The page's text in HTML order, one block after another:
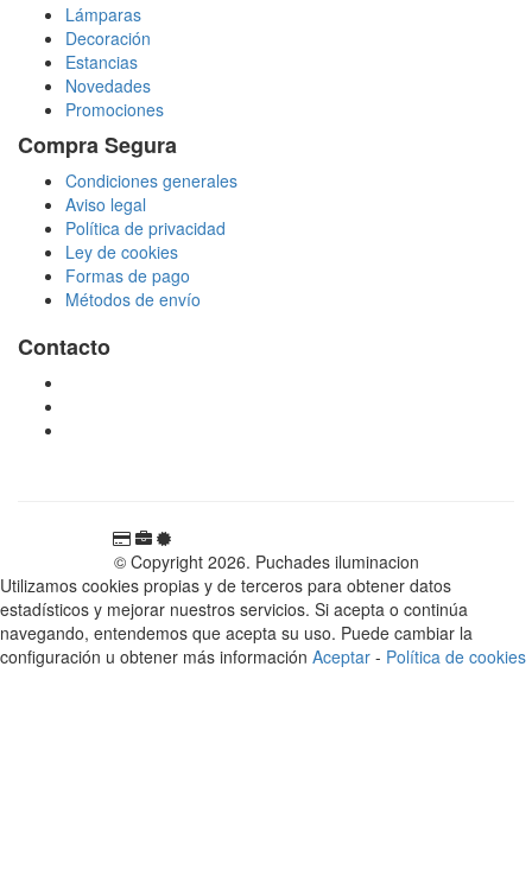
Lámparas
Decoración
Estancias
Novedades
Promociones
Compra Segura
Condiciones generales
Aviso legal
Política de privacidad
Ley de cookies
Formas de pago
Métodos de envío
Contacto
© Copyright 2026. Puchades iluminacion
Utilizamos cookies propias y de terceros para obtener datos
estadísticos y mejorar nuestros servicios. Si acepta o continúa
navegando, entendemos que acepta su uso. Puede cambiar la
configuración u obtener más información Aceptar - Política de cookies